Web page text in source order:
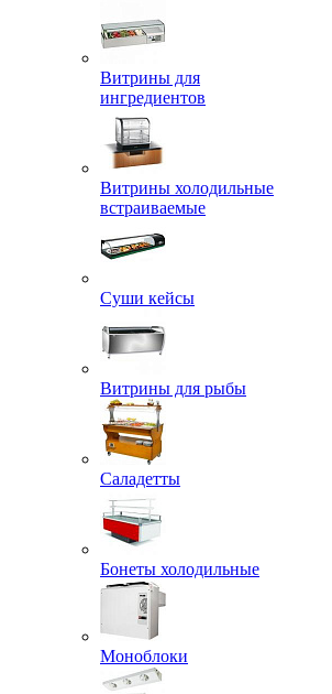
Витрины для
ингредиентов
Витрины холодильные
встраиваемые
Суши кейсы
Витрины для рыбы
Саладетты
Бонеты холодильные
Моноблоки